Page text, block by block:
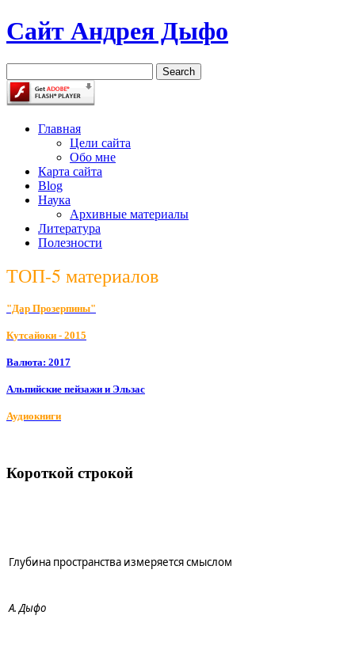
Сайт Андрея Дыфо
Главная
Цели сайта
Обо мне
Карта сайта
Blog
Наука
Архивные материалы
Литература
Полезности
ТОП-5 материалов
"Дар Прозерпины"
Кутсайоки - 2015
Валюта: 2017
Альпийские пейзажи и Эльзас
Аудиокниги
Короткой строкой
Глубина пространства измеряется смыслом
А. Дыфо